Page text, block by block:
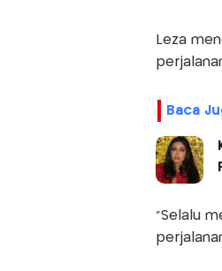
Leza
Baca
“Selalu